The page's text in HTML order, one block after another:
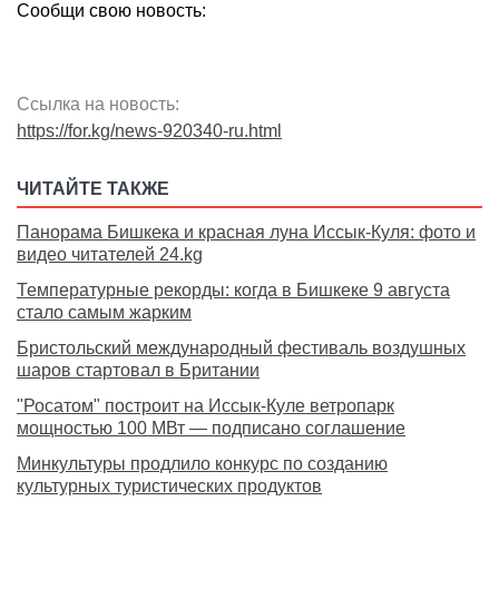
Сообщи свою новость:
Ссылка на новость:
https://for.kg/news-920340-ru.html
ЧИТАЙТЕ ТАКЖЕ
Панорама Бишкека и красная луна Иссык-Куля: фото и
видео читателей 24.kg
Температурные рекорды: когда в Бишкеке 9 августа
стало самым жарким
Бристольский международный фестиваль воздушных
шаров стартовал в Британии
"Росатом" построит на Иссык-Куле ветропарк
мощностью 100 МВт — подписано соглашение
Минкультуры продлило конкурс по созданию
культурных туристических продуктов